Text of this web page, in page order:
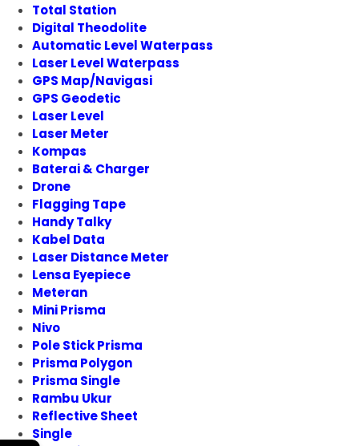
Total Station
Digital Theodolite
Automatic Level Waterpass
Laser Level Waterpass
GPS Map/Navigasi
GPS Geodetic
Laser Level
Laser Meter
Kompas
Baterai & Charger
Drone
Flagging Tape
Handy Talky
Kabel Data
Laser Distance Meter
Lensa Eyepiece
Meteran
Mini Prisma
Nivo
Pole Stick Prisma
Prisma Polygon
Prisma Single
Rambu Ukur
Reflective Sheet
Single